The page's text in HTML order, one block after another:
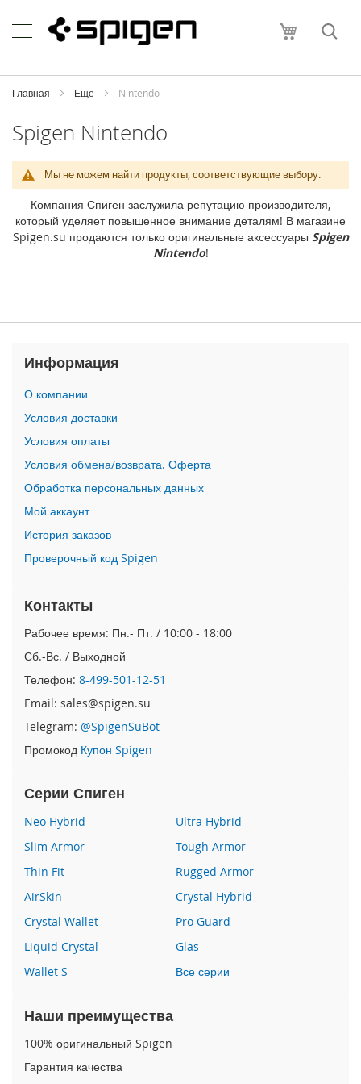
to
Content
Моя
h
o
i
P
h
e
1
M
P
h
o
n
e
1
7
P
r
o
i
o
n
e
A
i
r
i
P
h
e
7
P
h
o
n
1
6
P
o
a
Главная Еще Nintendo
Spigen Nintendo
Мы не можем найти продукты, соответствующие выбору.
Компания Спиген заслужила репутацию производителя,
который уделяет повышенное внимание деталям! В магазине
Spigen.su продаются только оригинальные аксессуары Spigen
Nintendo!
Информация
О компании
Условия доставки
Условия оплаты
Условия обмена/возврата. Оферта
Обработка персональных данных
Мой аккаунт
История заказов
Проверочный код Spigen
Контакты
Рабочее время: Пн.- Пт. / 10:00 - 18:00
Сб.-Вс. / Выходной
Телефон: 8-499-501-12-51
Email: sales@spigen.su
Telegram: @SpigenSuBot
Промокод Купон Spigen
Серии Спиген
Neo Hybrid
Ultra Hybrid
Slim Armor
Tough Armor
Thin Fit
Rugged Armor
AirSkin
Crystal Hybrid
Crystal Wallet
Pro Guard
Liquid Crystal
Glas
Wallet S
Все серии
Наши преимущества
100% оригинальный Spigen
Гарантия качества